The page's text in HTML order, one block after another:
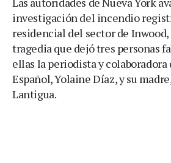
investigación del incendio
residencial del sector de
tragedia que dejó tres personas
ellas la periodista y colaboradora
Español, Yolaine Díaz, y su
Lantigua.